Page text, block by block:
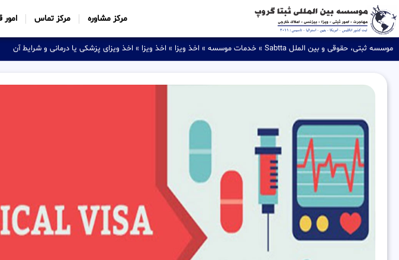
مرکز مشاوره مرکز تماس امور
موسسه ثبتی، حقوقی و بین الملل Sabtta » خدمات موسسه » اخذ ویزا » اخذ ویزا » اخذ ویزای پزشکی یا درمانی و شرایط آن